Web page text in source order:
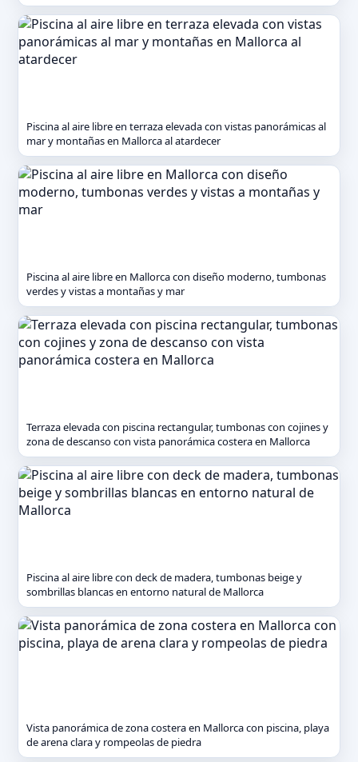
Piscina al aire libre en terraza elevada con vistas panorámicas al
mar y montañas en Mallorca al atardecer
Piscina al aire libre en Mallorca con diseño moderno, tumbonas
verdes y vistas a montañas y mar
Terraza elevada con piscina rectangular, tumbonas con cojines y
zona de descanso con vista panorámica costera en Mallorca
Piscina al aire libre con deck de madera, tumbonas beige y
sombrillas blancas en entorno natural de Mallorca
Vista panorámica de zona costera en Mallorca con piscina, playa
de arena clara y rompeolas de piedra